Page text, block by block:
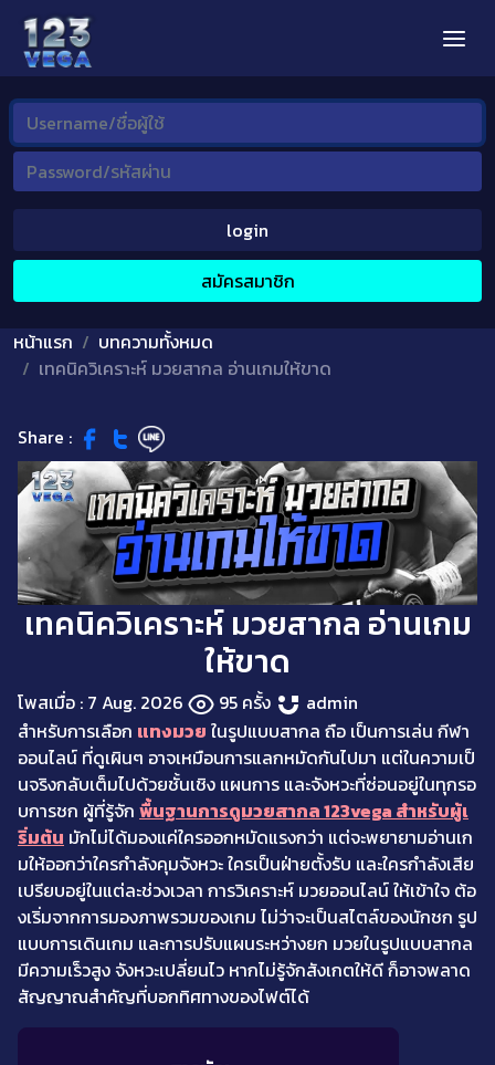
login
สมัครสมาชิก
หน้าแรก
บทความทั้งหมด
เทคนิควิเคราะห์ มวยสากล อ่านเกมให้ขาด
Share :
เทคนิควิเคราะห์ มวยสากล อ่านเกม
ให้ขาด
โพสเมื่อ : 7 Aug. 2026 95 ครั้ง
admin
สำหรับการเลือก แทงมวย ในรูปแบบสากล ถือ เป็นการเล่น กีฬา
ออนไลน์ ที่ดูเผินๆ อาจเหมือนการแลกหมัดกันไปมา แต่ในความเป็
นจริงกลับเต็มไปด้วยชั้นเชิง แผนการ และจังหวะที่ซ่อนอยู่ในทุกรอ
บการชก ผู้ที่รู้จัก พื้นฐานการดูมวยสากล 123vega สำหรับผู้เ
ริ่มต้น มักไม่ได้มองแค่ใครออกหมัดแรงกว่า แต่จะพยายามอ่านเก
มให้ออกว่าใครกำลังคุมจังหวะ ใครเป็นฝ่ายตั้งรับ และใครกำลังเสีย
เปรียบอยู่ในแต่ละช่วงเวลา การวิเคราะห์ มวยออนไลน์ ให้เข้าใจ ต้อ
งเริ่มจากการมองภาพรวมของเกม ไม่ว่าจะเป็นสไตล์ของนักชก รูป
แบบการเดินเกม และการปรับแผนระหว่างยก มวยในรูปแบบสากล
มีความเร็วสูง จังหวะเปลี่ยนไว หากไม่รู้จักสังเกตให้ดี ก็อาจพลาด
สัญญาณสำคัญที่บอกทิศทางของไฟต์ได้